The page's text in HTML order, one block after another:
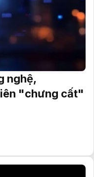
nghệ,
"chưng cất"